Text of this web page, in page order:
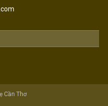
Cần Thơ